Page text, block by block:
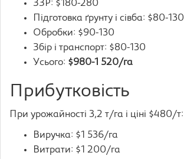
ЗЗР: $180-280
Підготовка ґрунту і сівба: $80-130
Обробки: $90-130
Збір і транспорт: $80-130
Усього: $980-1 520/га
Прибутковість
При урожайності 3,2 т/га і ціні $480/т:
Виручка: $1 536/га
Витрати: $1 200/га